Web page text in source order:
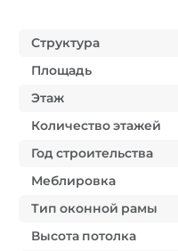
Структура
Площадь
Этаж
Количество этажей
Год строительства
Меблировка
Тип оконной рамы
Высота потолка